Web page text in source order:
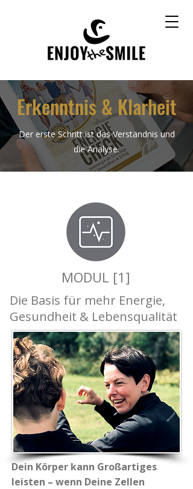
Erkenntnis & Klarheit
Der erste Schritt ist das Verständnis und
die Analyse.
MODUL [1]
Die Basis für mehr Energie,
Gesundheit & Lebensqualität
Dein Körper kann Großartiges
leisten – wenn Deine Zellen